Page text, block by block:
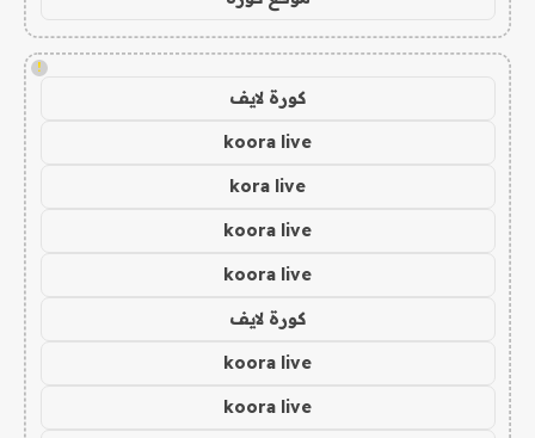
!
كورة لايف
koora live
kora live
koora live
koora live
كورة لايف
koora live
koora live